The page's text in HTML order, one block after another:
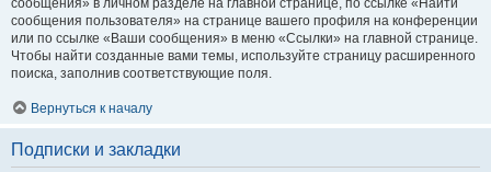
сообщения» в личном разделе на главной странице, по ссылке «Найти
сообщения пользователя» на странице вашего профиля на конференции
или по ссылке «Ваши сообщения» в меню «Ссылки» на главной странице.
Чтобы найти созданные вами темы, используйте страницу расширенного
поиска, заполнив соответствующие поля.
Вернуться к началу
Подписки и закладки